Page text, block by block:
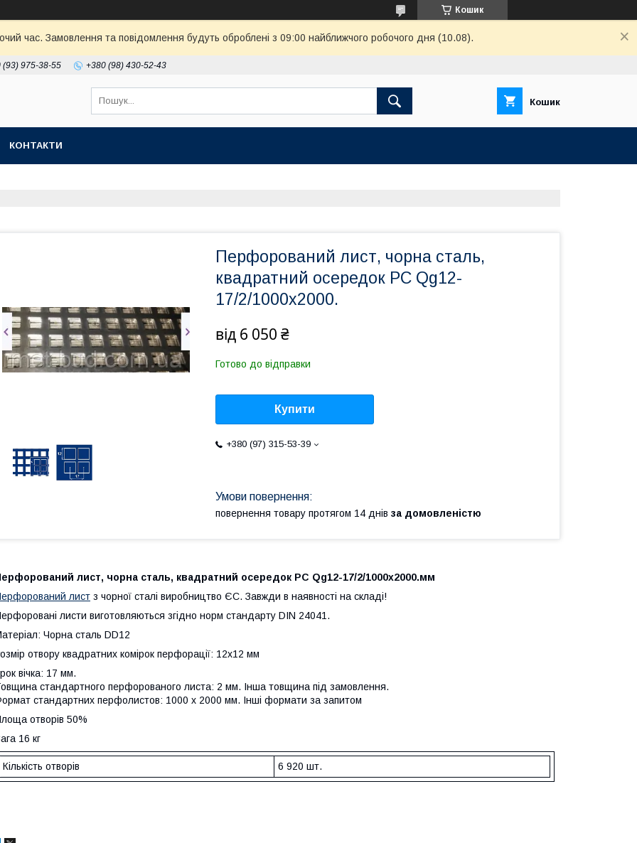
Кошик
час. Замовлення та повідомлення будуть оброблені з 09:00 найближчого робочого дня (10.08).
(93) 975-38-55 +380 (98) 430-52-43
Кошик
КОНТАКТИ
Перфорований лист, чорна сталь,
квадратний осередок PC Qg12-
17/2/1000x2000.
від 6 050 ₴
Готово до відправки
Купити
+380 (97) 315-53-39
повернення товару протягом 14 днів за домовленістю
лист, чорна сталь, квадратний осередок PC Qg12-17/2/1000x2000.мм
лист з чорної сталі виробництво ЄС. Завжди в наявності на складі!
листи виготовляються згідно норм стандарту DIN 24041.
Чорна сталь DD12
отвору квадратних комірок перфорації: 12х12 мм
вічка: 17 мм.
стандартного перфорованого листа: 2 мм. Інша товщина під замовлення.
стандартних перфолистов: 1000 х 2000 мм. Інші формати за запитом
отворів 50%
16 кг
Кількість отворів 6 920 шт.